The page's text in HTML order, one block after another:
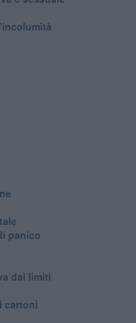
panico
dai limiti
cartoni